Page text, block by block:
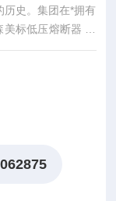
史。集团在*拥有
标低压熔断器 型